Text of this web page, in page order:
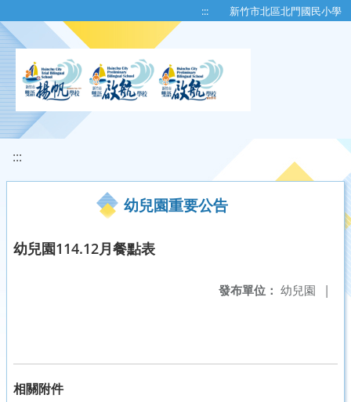
::: 新竹市北區北門國民小學
:::
幼兒園重要公告
幼兒園114.12月餐點表
發布單位： 幼兒園 |
相關附件